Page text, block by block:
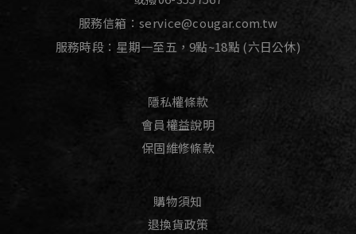
服務信箱：service@cougar.com.tw
服務時段：星期一至五，9點~18點 (六日公休)
隱私權條款
會員權益說明
保固維修條款
購物須知
退換貨政策